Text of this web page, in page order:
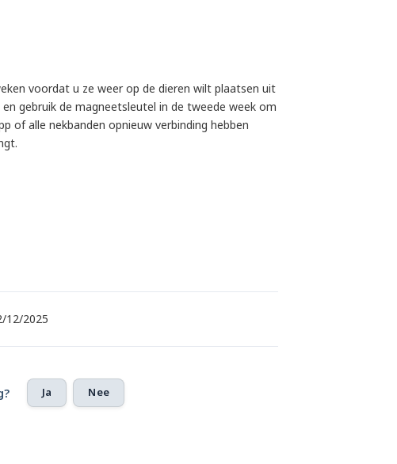
voordat u ze weer op de dieren wilt plaatsen uit
gebruik de magneetsleutel in de tweede week om
of alle nekbanden opnieuw verbinding hebben
12/2025
Ja Nee